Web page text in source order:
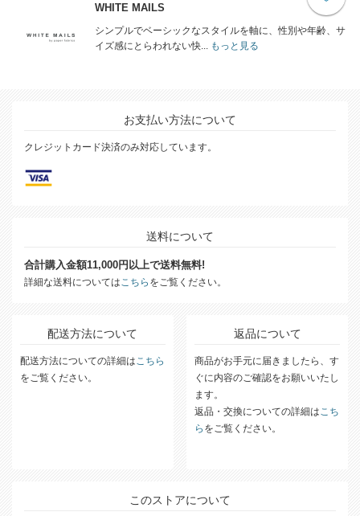
WHITE MAILS
シンプルでベーシックなスタイルを軸に、性別や年齢、サ
イズ感にとらわれない快...もっと見る
お支払い方法について
クレジットカード決済のみ対応しています。
送料について
合計購入金額11,000円以上で送料無料!
詳細な送料についてはこちら をご覧ください。
配送方法について
配送方法についての詳細はこちら
をご覧ください。
返品について
商品がお手元に届きましたら、す
ぐに内容のご確認をお願いいたし
ます。
返品・交換についての詳細はこち
ら をご覧ください。
このストアについて